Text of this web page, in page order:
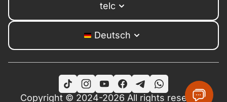
telc
Deutsch
Copyright © 2024-2026 All rights reserved